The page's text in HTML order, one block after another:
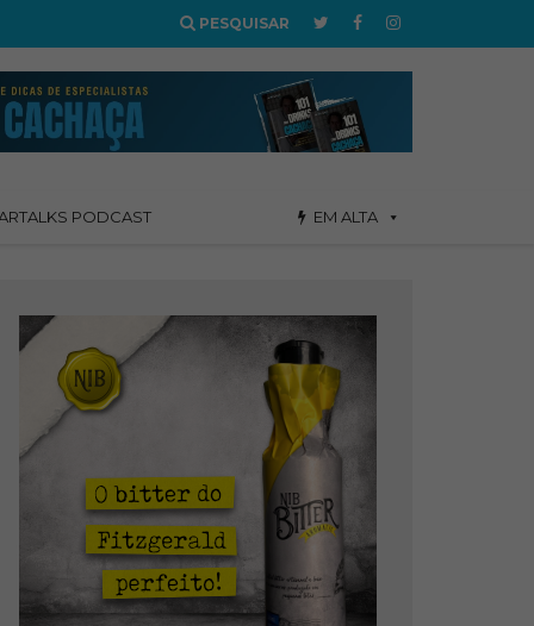
PESQUISAR
PODCAST EM ALTA